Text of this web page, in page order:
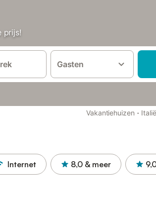
prijs!
Gasten
Vakantiehuizen · Italië
Internet 8,0 & meer